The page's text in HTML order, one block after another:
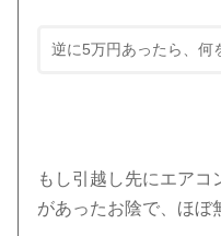
逆に5万円あったら、何
もし引越し先にエア
があったお陰で、ほぼ